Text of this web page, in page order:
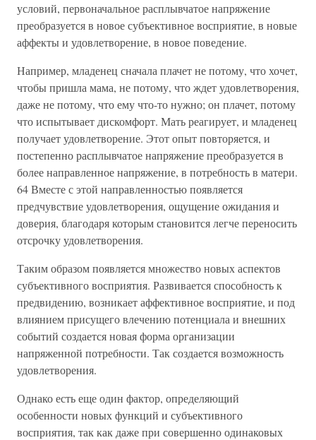
условий, первоначальное расплывчатое напряжение
преобразуется в новое субъективное восприятие, в новые
аффекты и удовлетворение, в новое поведение.
Например, младенец сначала плачет не потому, что хочет,
чтобы пришла мама, не потому, что ждет удовлетворения,
даже не потому, что ему что-то нужно; он плачет, потому
что испытывает дискомфорт. Мать реагирует, и младенец
получает удовлетворение. Этот опыт повторяется, и
постепенно расплывчатое напряжение преобразуется в
более направленное напряжение, в потребность в матери.
64 Вместе с этой направленностью появляется
предчувствие удовлетворения, ощущение ожидания и
доверия, благодаря которым становится легче переносить
отсрочку удовлетворения.
Таким образом появляется множество новых аспектов
субъективного восприятия. Развивается способность к
предвидению, возникает аффективное восприятие, и под
влиянием присущего влечению потенциала и внешних
событий создается новая форма организации
напряженной потребности. Так создается возможность
удовлетворения.
Однако есть еще один фактор, определяющий
особенности новых функций и субъективного
восприятия, так как даже при совершенно одинаковых